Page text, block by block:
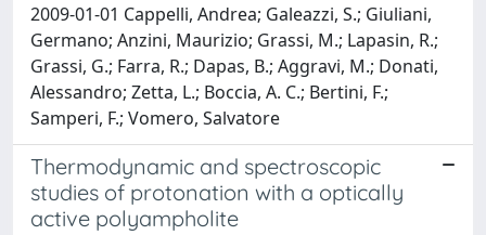
2009-01-01 Cappelli, Andrea; Galeazzi, S.; Giuliani,
Germano; Anzini, Maurizio; Grassi, M.; Lapasin, R.;
Grassi, G.; Farra, R.; Dapas, B.; Aggravi, M.; Donati,
Alessandro; Zetta, L.; Boccia, A. C.; Bertini, F.;
Samperi, F.; Vomero, Salvatore
Thermodynamic and spectroscopic
studies of protonation with a optically
active polyampholite